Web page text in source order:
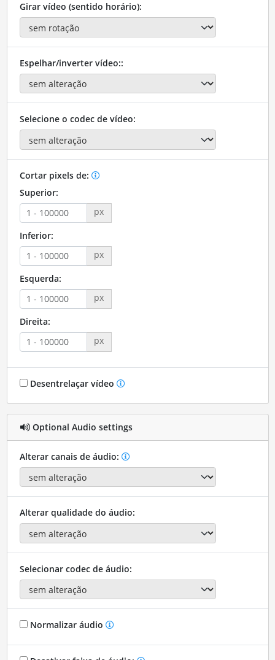
Girar vídeo (sentido horário):
Espelhar/inverter vídeo::
Selecione o codec de vídeo:
Cortar pixels de:
Superior:
px
Inferior:
px
Esquerda:
px
Direita:
px
Desentrelaçar vídeo
Optional Audio settings
Alterar canais de áudio:
Alterar qualidade do áudio:
Selecionar codec de áudio:
Normalizar áudio